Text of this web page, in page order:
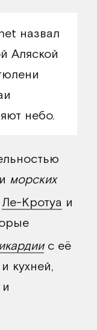
назвал
Аляской
небо.
морских
Ле-Кротуа и
с её
кухней,